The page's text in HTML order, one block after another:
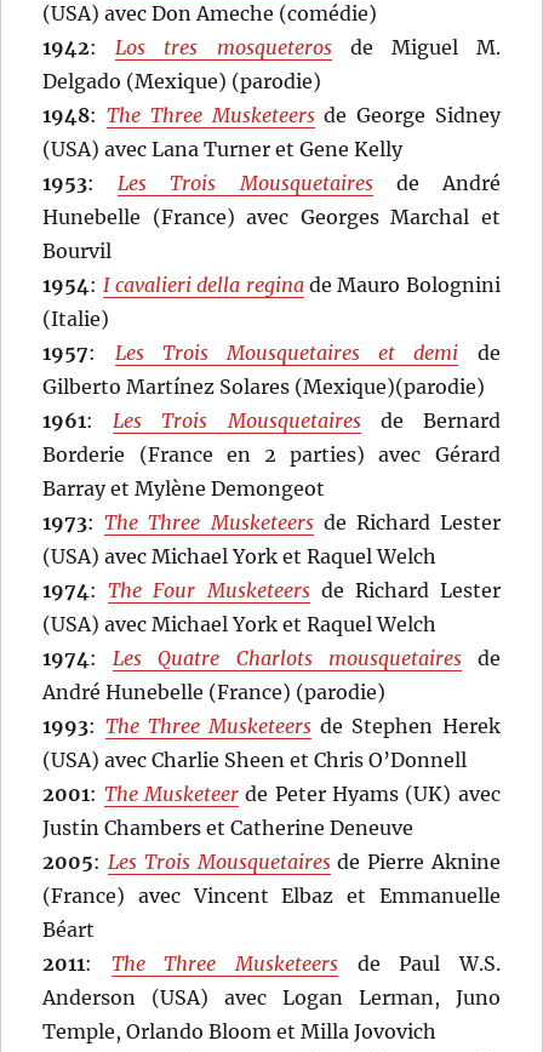
(USA) avec Don Ameche (comédie)
1942:Los tres mosqueterosde Miguel M.
Delgado (Mexique) (parodie)
1948:The Three Musketeersde George Sidney
(USA) avec Lana Turner et Gene Kelly
1953:Les Trois Mousquetairesde André
Hunebelle (France) avec Georges Marchal et
Bourvil
1954: I cavalieri della reginade Mauro Bolognini
(Italie)
1957: Les Trois Mousquetaires et demi de
Gilberto Martínez Solares (Mexique)(parodie)
1961:Les Trois Mousquetairesde Bernard
Borderie (France en 2 parties) avec Gérard
Barray et Mylène Demongeot
1973:The Three Musketeersde Richard Lester
(USA) avec Michael York et Raquel Welch
1974:The Four Musketeersde Richard Lester
(USA) avec Michael York et Raquel Welch
1974:Les Quatre Charlots mousquetairesde
André Hunebelle (France) (parodie)
1993: The Three Musketeers de Stephen Herek
(USA) avec Charlie Sheen et Chris O’Donnell
2001: The Musketeerde Peter Hyams (UK) avec
Justin Chambers et Catherine Deneuve
2005:Les Trois Mousquetairesde Pierre Aknine
(France) avec Vincent Elbaz et Emmanuelle
Béart
2011: The Three Musketeers de Paul W.S.
Anderson (USA) avec Logan Lerman, Juno
Temple, Orlando Bloom et Milla Jovovich